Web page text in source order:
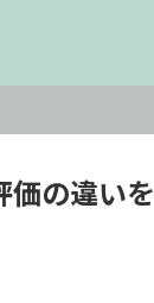
価の違いを